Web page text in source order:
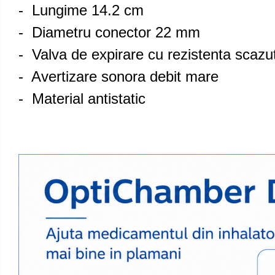
Aspiratoare nazale
Pompe de san
Incalzitoare si sterilizatoare
Diverse
Ventilatoare
Purificatoare
Aminoacizi
Tablete energizante
Alte suplimente nutritive
Saboti medicali
- Lungime 14.2 cm
- Diametru conector 22 mm
- Valva de expirare cu rezistenta
- Avertizare sonora debit mare
- Material antistatic